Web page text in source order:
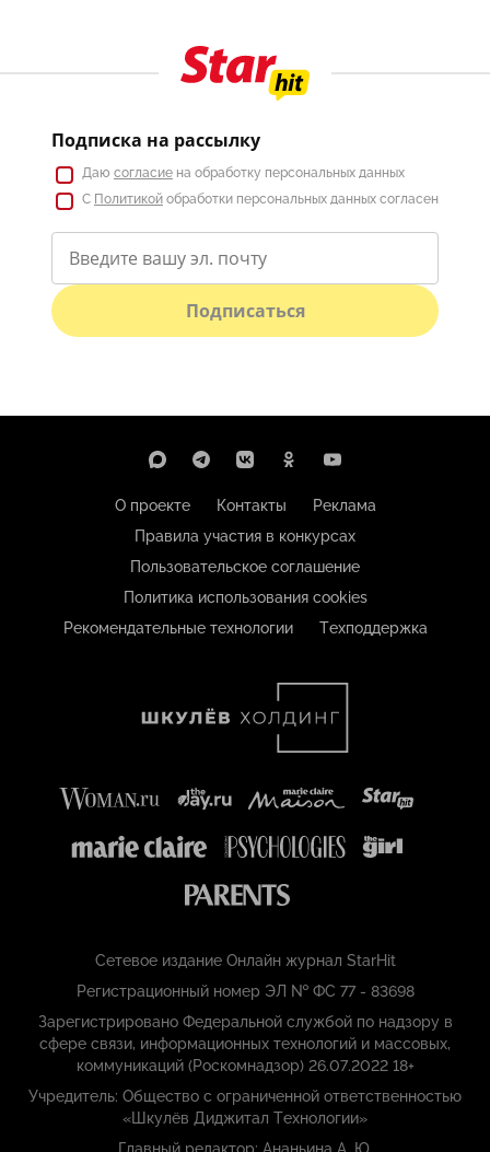
Подписка на рассылку
Даю согласие на обработку персональных данных
С Политикой обработки персональных данных согласен
Подписаться
О проекте Контакты
Реклама
Правила участия в конкурсах
Пользовательское соглашение
Политика использования cookies
Рекомендательные технологии
Техподдержка
Сетевое издание Онлайн журнал StarHit
Регистрационный номер ЭЛ № ФС 77 - 83698
Зарегистрировано Федеральной службой по надзору в
сфере связи, информационных технологий и массовых,
коммуникаций (Роскомнадзор) 26.07.2022 18+
Учредитель: Общество с ограниченной ответственностью
«Шкулёв Диджитал Технологии»
Главный редактор: Ананьина А. Ю.